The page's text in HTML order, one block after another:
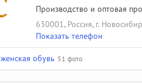
Производство и оптовая
630001, Россия, г.
Показать телефон
женская обувь 51 фото